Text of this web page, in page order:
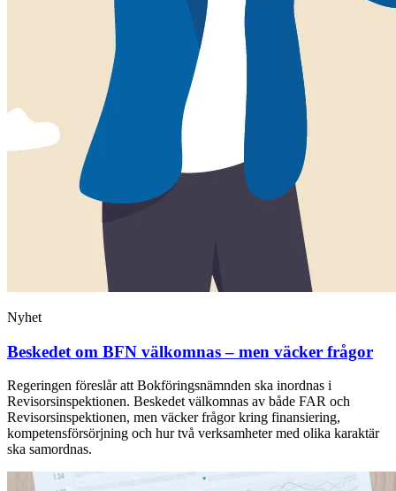
Nyhet
Beskedet om BFN välkomnas – men väcker frågor
Regeringen föreslår att Bokföringsnämnden ska inordnas i
Revisorsinspektionen. Beskedet välkomnas av både FAR och
Revisorsinspektionen, men väcker frågor kring finansiering,
kompetensförsörjning och hur två verksamheter med olika karaktär
ska samordnas.